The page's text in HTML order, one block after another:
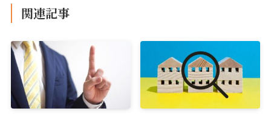
関連記事